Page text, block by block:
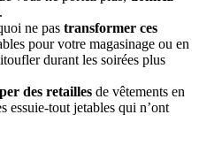
ne pas transformer ces
pour votre magasinage ou en
durant les soirées plus
des retailles de vêtements en
essuie-tout jetables qui n’ont